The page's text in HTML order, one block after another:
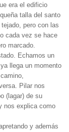
era el edificio
talla del santo
pero con las
cada vez se hace
marcado.
Echamos un
llega un momento
Pilar nos
(lagar) de su
nos explica como
y además